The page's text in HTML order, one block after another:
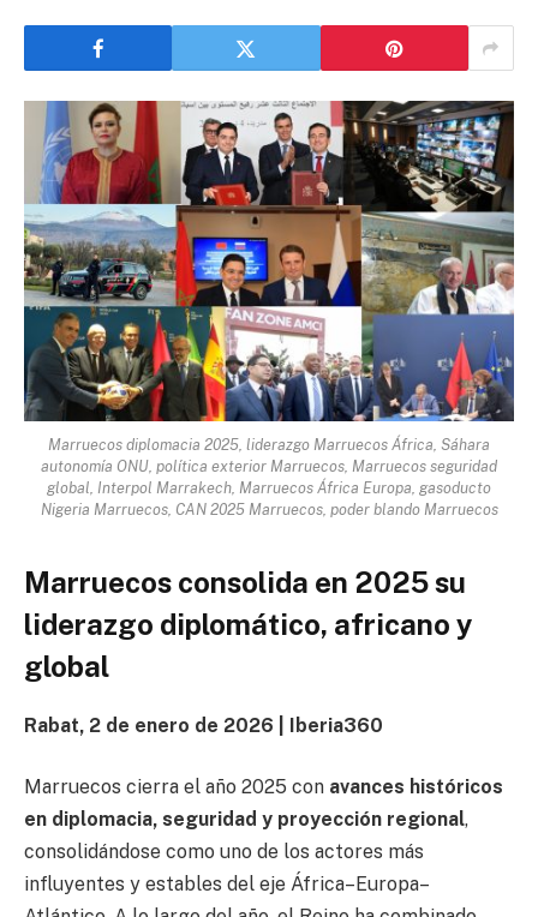
Marruecos diplomacia 2025, liderazgo Marruecos África, Sáhara
autonomía ONU, política exterior Marruecos, Marruecos seguridad
global, Interpol Marrakech, Marruecos África Europa, gasoducto
Nigeria Marruecos, CAN 2025 Marruecos, poder blando Marruecos
Marruecos consolida en 2025 su
liderazgo diplomático, africano y
global
Rabat, 2 de enero de 2026 | Iberia360
Marruecos cierra el año 2025 con avances históricos
en diplomacia, seguridad y proyección regional,
consolidándose como uno de los actores más
influyentes y estables del eje África–Europa–